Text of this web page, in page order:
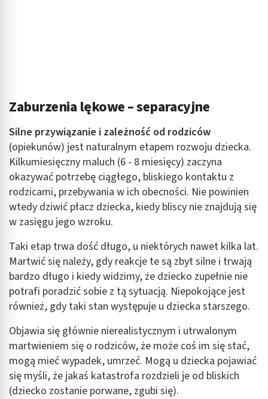
Zaburzenia lękowe – separacyjne
Silne przywiązanie i zależność od rodziców
(opiekunów) jest naturalnym etapem rozwoju dziecka.
Kilkumiesięczny maluch (6 - 8 miesięcy) zaczyna
okazywać potrzebę ciągłego, bliskiego kontaktu z
rodzicami, przebywania w ich obecności. Nie powinien
wtedy dziwić płacz dziecka, kiedy bliscy nie znajdują się
w zasięgu jego wzroku.
Taki etap trwa dość długo, u niektórych nawet kilka lat.
Martwić się należy, gdy reakcje te są zbyt silne i trwają
bardzo długo i kiedy widzimy, że dziecko zupełnie nie
potrafi poradzić sobie z tą sytuacją. Niepokojące jest
również, gdy taki stan występuje u dziecka starszego.
Objawia się głównie nierealistycznym i utrwalonym
martwieniem się o rodziców, że może coś im się stać,
mogą mieć wypadek, umrzeć. Mogą u dziecka pojawiać
się myśli, że jakaś katastrofa rozdzieli je od bliskich
(dziecko zostanie porwane, zgubi się).